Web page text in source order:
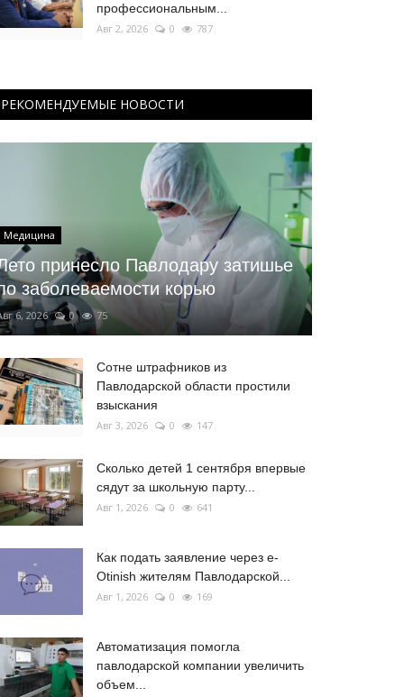
профессиональным...
Авг 2, 2026 0 787
РЕКОМЕНДУЕМЫЕ НОВОСТИ
Медицина
принесло Павлодару затишье
заболеваемости корью
6, 2026 0 75
Сотне штрафников из
Павлодарской области простили
взыскания
Авг 3, 2026 0 147
Сколько детей 1 сентября впервые
сядут за школьную парту...
Авг 1, 2026 0 641
Как подать заявление через e-
Otinish жителям Павлодарской...
Авг 1, 2026 0 169
Автоматизация помогла
павлодарской компании увеличить
объем...